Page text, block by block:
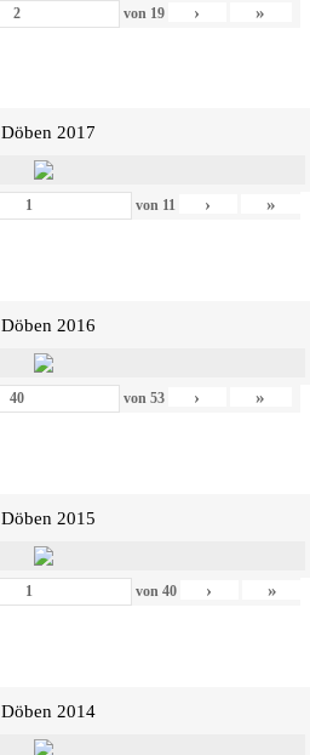
von 19 › »
Döben 2017
von 11 › »
Döben 2016
von 53 › »
Döben 2015
von 40 › »
Döben 2014